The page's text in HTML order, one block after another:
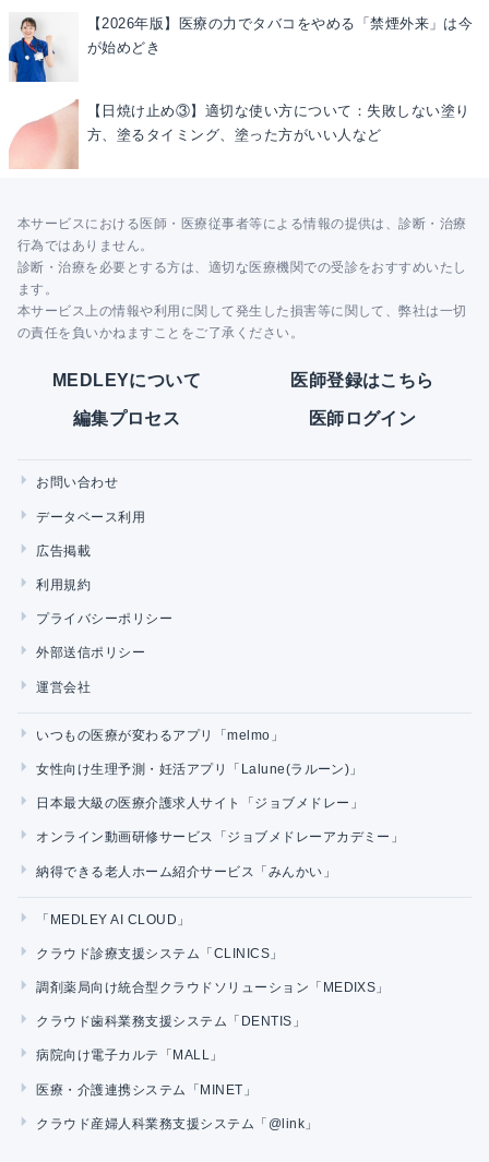
【2026年版】医療の力でタバコをやめる「禁煙外来」は今
が始めどき
【日焼け止め③】適切な使い方について：失敗しない塗り
方、塗るタイミング、塗った方がいい人など
本サービスにおける医師・医療従事者等による情報の提供は、診断・治療
行為ではありません。
診断・治療を必要とする方は、適切な医療機関での受診をおすすめいたし
ます。
本サービス上の情報や利用に関して発生した損害等に関して、弊社は一切
の責任を負いかねますことをご了承ください。
MEDLEYについて 医師登録はこちら
編集プロセス 医師ログイン
お問い合わせ
データベース利用
広告掲載
利用規約
プライバシーポリシー
外部送信ポリシー
運営会社
いつもの医療が変わるアプリ「melmo」
女性向け生理予測・妊活アプリ「Lalune(ラルーン)」
日本最大級の医療介護求人サイト「ジョブメドレー」
オンライン動画研修サービス「ジョブメドレーアカデミー」
納得できる老人ホーム紹介サービス「みんかい」
「MEDLEY AI CLOUD」
クラウド診療支援システム「CLINICS」
調剤薬局向け統合型クラウドソリューション「MEDIXS」
クラウド歯科業務支援システム「DENTIS」
病院向け電子カルテ「MALL」
医療・介護連携システム「MINET」
クラウド産婦人科業務支援システム「@link」